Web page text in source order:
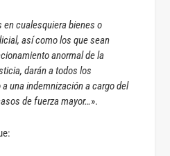
cualesquiera bienes o
así como los que sean
anormal de la
darán a todos los
una indemnización a cargo del
de fuerza mayor…».